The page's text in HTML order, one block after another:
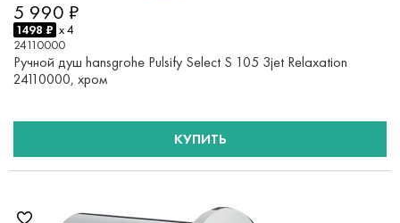
5 990 ₽
1498 ₽ x 4
24110000
Ручной душ hansgrohe Pulsify Select S 105 3jet Relaxation
24110000, хром
КУПИТЬ